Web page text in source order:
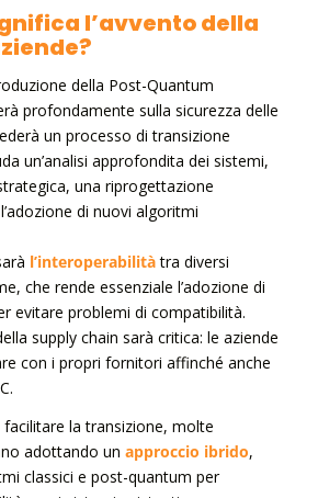
l’avvento della
della Post-Quantum
profondamente sulla sicurezza delle
un processo di transizione
un’analisi approfondita dei sistemi,
una riprogettazione
di nuovi algoritmi
l’interoperabilitàtra diversi
che rende essenziale l’adozione di
evitare problemi di compatibilità.
supply chain sarà critica: le aziende
con i propri fornitori affinché anche
facilitare la transizione, molte
adottando un approccio ibrido,
classici e post-quantum per